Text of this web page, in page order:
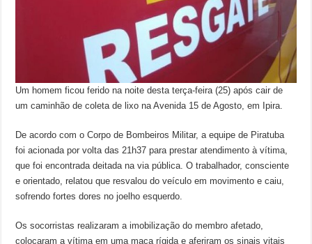
Um homem ficou ferido na noite desta terça-feira (25) após cair de
um caminhão de coleta de lixo na Avenida 15 de Agosto, em Ipira.
De acordo com o Corpo de Bombeiros Militar, a equipe de Piratuba
foi acionada por volta das 21h37 para prestar atendimento à vítima,
que foi encontrada deitada na via pública. O trabalhador, consciente
e orientado, relatou que resvalou do veículo em movimento e caiu,
sofrendo fortes dores no joelho esquerdo.
Os socorristas realizaram a imobilização do membro afetado,
colocaram a vítima em uma maca rígida e aferiram os sinais vitais